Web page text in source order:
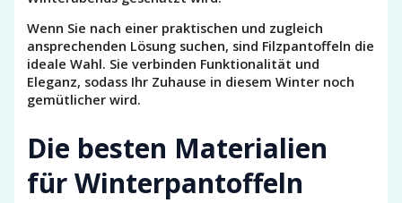
Wenn Sie nach einer praktischen und zugleich
ansprechenden Lösung suchen, sind Filzpantoffeln die
ideale Wahl. Sie verbinden Funktionalität und
Eleganz, sodass Ihr Zuhause in diesem Winter noch
gemütlicher wird.
Die besten Materialien
für Winterpantoffeln